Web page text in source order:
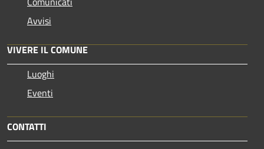
Avvisi
VIVERE IL COMUNE
Luoghi
Eventi
CONTATTI